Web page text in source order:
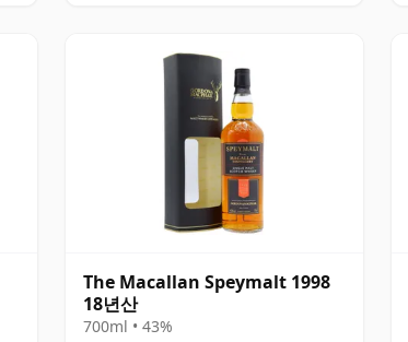
The Macallan Speymalt 1998
18년산
700ml • 43%